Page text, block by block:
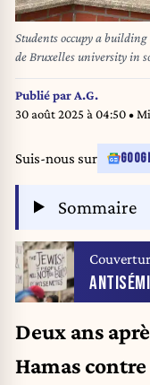
Students occupy a
de Bruxelles university in
2024 BELGA PHOTO
Publié parA.G.
30 août 2025 à 04:50•
Suis-nous sur
Sommaire
Deux ans
Hamas